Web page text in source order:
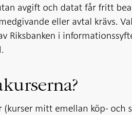
avgift och datat får fritt
eller avtal krävs.
Riksbanken i
mitt emellan köp- och